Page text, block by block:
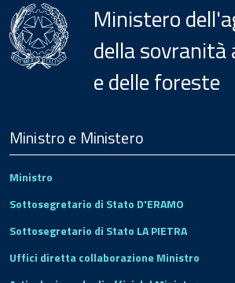
Ministero
della
e delle foreste
Footer
Ministro e Ministero
Ministro
Sottosegretario di Stato D'ERAMO
Sottosegretario di Stato LA PIETRA
Uffici diretta collaborazione Ministro